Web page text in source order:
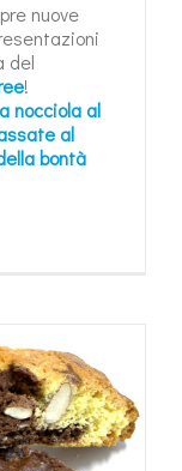
nuove
del
!
nocciola al
al
bontà